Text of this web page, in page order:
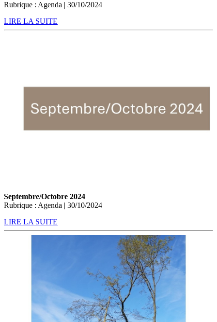
Rubrique : Agenda | 30/10/2024
LIRE LA SUITE
Septembre/Octobre 2024
Rubrique : Agenda | 30/10/2024
LIRE LA SUITE